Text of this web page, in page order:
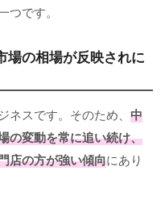
です。
場の相場が反映されに
スです。そのため、 中
の変動を常に追い続け、
店の方が強い傾向にあり